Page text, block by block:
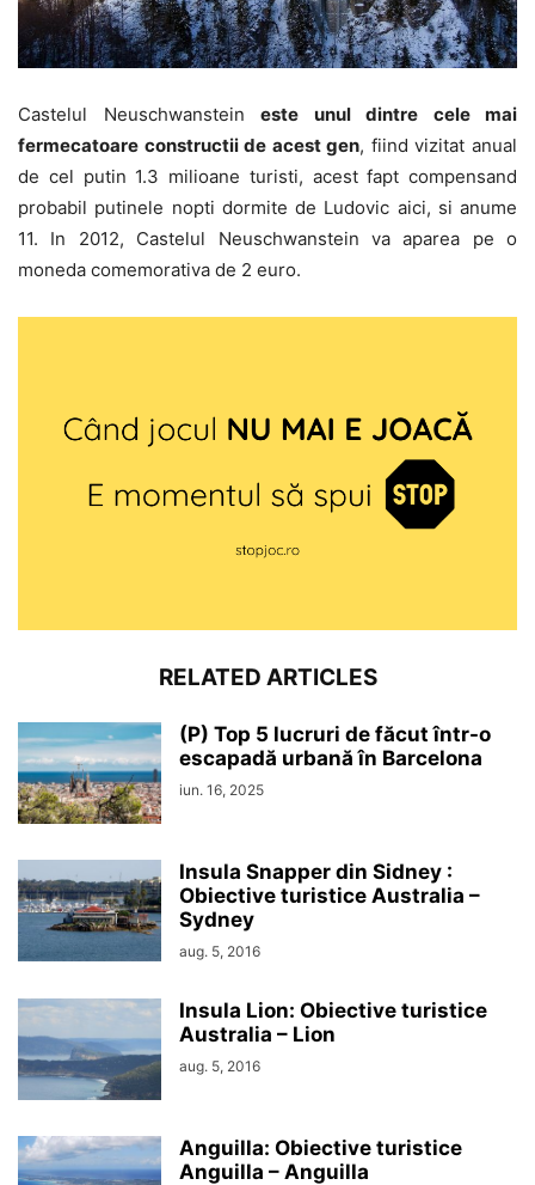
Castelul Neuschwanstein este unul dintre cele mai
fermecatoare constructii de acest gen, fiind vizitat anual
de cel putin 1.3 milioane turisti, acest fapt compensand
probabil putinele nopti dormite de Ludovic aici, si anume
11. In 2012, Castelul Neuschwanstein va aparea pe o
moneda comemorativa de 2 euro.
RELATED ARTICLES
(P) Top 5 lucruri de făcut într-o
escapadă urbană în Barcelona
iun. 16, 2025
Insula Snapper din Sidney :
Obiective turistice Australia –
Sydney
aug. 5, 2016
Insula Lion: Obiective turistice
Australia – Lion
aug. 5, 2016
Anguilla: Obiective turistice
Anguilla – Anguilla